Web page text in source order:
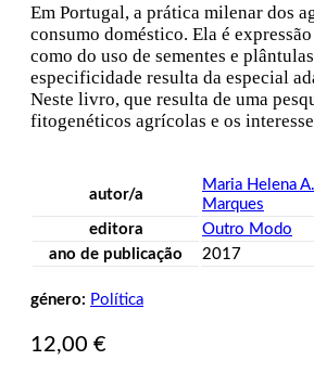
Em Portugal, a prática milenar dos
consumo doméstico. Ela é
como do uso de sementes e
especificidade resulta da especial
Neste livro, que resulta de uma
fitogenéticos agrícolas e os
autor/a
Maria Helena
Marques
editora
Outro Modo
ano de publicação
2017
género: Política
12,00 €